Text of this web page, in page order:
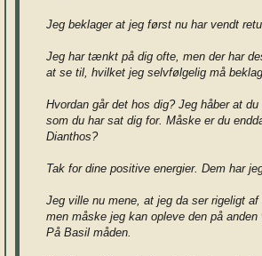
Jeg beklager at jeg først nu har vendt
Jeg har tænkt på dig ofte, men der har
at se til, hvilket jeg selvfølgelig må
Hvordan går det hos dig? Jeg håber at
som du har sat dig for. Måske er du
Dianthos?
Tak for dine positive energier. Dem har
Jeg ville nu mene, at jeg da ser rigeligt af
men måske jeg kan opleve den på anden
På Basil måden.